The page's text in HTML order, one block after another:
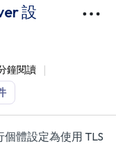
設
鐘閱讀
個體設定為使用 TLS